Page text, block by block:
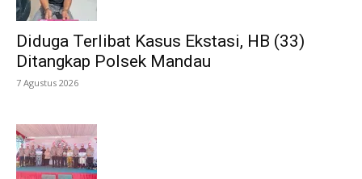
Diduga Terlibat Kasus Ekstasi, HB (33)
Ditangkap Polsek Mandau
7 Agustus 2026